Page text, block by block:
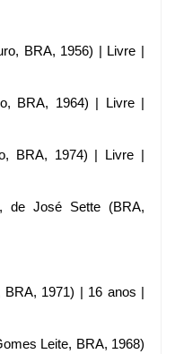
BRA, 1956) | Livre |
BRA, 1964) | Livre |
BRA, 1974) | Livre |
de José Sette (BRA,
1971) | 16 anos |
Leite, BRA, 1968)